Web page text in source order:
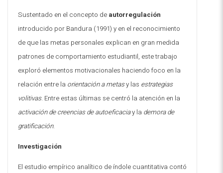
Sustentado en el concepto de autorregulación
introducido por Bandura (1991) y en el reconocimiento
de que las metas personales explican en gran medida
patrones de comportamiento estudiantil, este trabajo
exploró elementos motivacionales haciendo foco en la
relación entre la orientación a metasy las estrategias
volitivas. Entre estas últimas se centró la atención en la
activación de creencias de autoeficaciay la demora de
gratificación.
Investigación
El estudio empírico analítico de índole cuantitativa contó